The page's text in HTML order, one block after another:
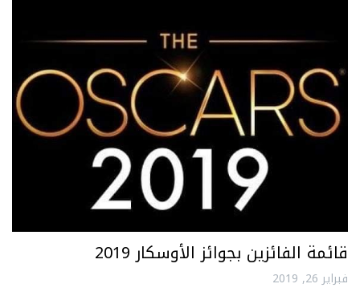
قائمة الفائزين بجوائز الأوسكار 2019
فبراير 26, 2019